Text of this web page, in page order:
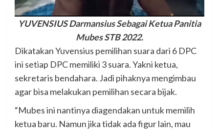
YUVENSIUS Darmansius Sebagai Ketua Panitia
Mubes STB 2022.
Dikatakan Yuvensius pemilihan suara dari 6 DPC
ini setiap DPC memiliki 3 suara. Yakni ketua,
sekretaris bendahara. Jadi pihaknya mengimbau
agar bisa melakukan pemilihan secara bijak.
“Mubes ini nantinya diagendakan untuk memilih
ketua baru. Namun jika tidak ada figur lain, mau